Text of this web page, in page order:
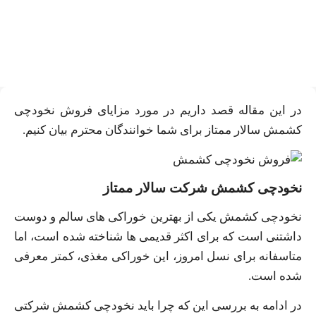
در این مقاله قصد داریم در مورد مزایای فروش نخودچی
کشمش سالار ممتاز برای شما خوانندگان محترم بیان کنیم.
نخودچی کشمش شرکت سالار ممتاز
نخودچی کشمش یکی از بهترین خوراکی های سالم و دوست
داشتنی است که برای اکثر قدیمی ها شناخته شده است، اما
متاسفانه برای نسل امروز، این خوراکی مغذی، کمتر معرفی
شده است.
در ادامه به بررسی این که چرا باید نخودچی کشمش شرکتی